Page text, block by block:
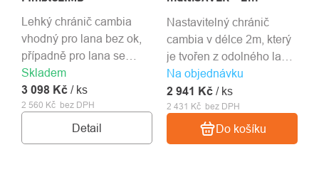
Skladem
2 560 Kč bez DPH
3 098 Kč / ks
Detail
Lehký chránič cambia
vhodný pro lana bez ok,
případně pro lana se
zapleteným okem
technologií sliced (např.
Tachyon)..
Na objednávku
2 431 Kč bez DPH
2 941 Kč / ks
Do košíku
Nastavitelný chránič
cambia v délce 2m, který
je tvořen z odolného lana
o průměru 12mm.